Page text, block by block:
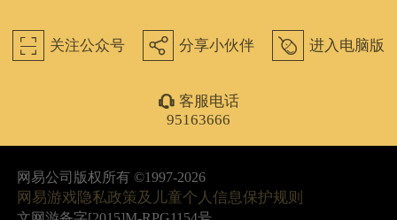
򰀁 关注公众号 򰀂 分享小伙伴 򰀄 进入电脑版
򰀃 客服电话
95163666
网易公司版权所有 ©1997-2026
网易游戏隐私政策及儿童个人信息保护规则